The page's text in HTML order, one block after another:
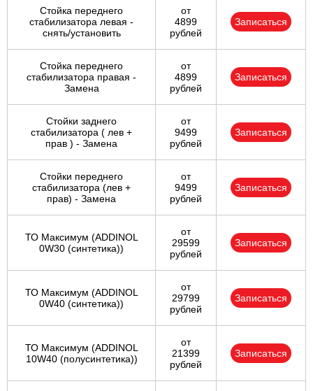
Стойка переднего
стабилизатора левая -
снять/установить
от
4899
рублей
Записаться
Стойка переднего
стабилизатора правая -
Замена
от
4899
рублей
Записаться
Стойки заднего
стабилизатора ( лев +
прав ) - Замена
от
9499
рублей
Записаться
Стойки переднего
стабилизатора (лев +
прав) - Замена
от
9499
рублей
Записаться
ТО Максимум (ADDINOL
0W30 (синтетика))
от
29599
рублей
Записаться
ТО Максимум (ADDINOL
0W40 (синтетика))
от
29799
рублей
Записаться
ТО Максимум (ADDINOL
10W40 (полусинтетика))
от
21399
рублей
Записаться